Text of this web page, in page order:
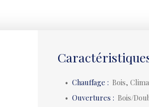
Chauffage : Bois,
Ouvertures : Bois/